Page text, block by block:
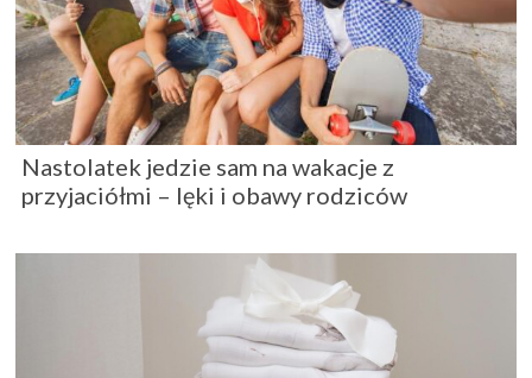
Nastolatek jedzie sam na wakacje z
przyjaciółmi – lęki i obawy rodziców